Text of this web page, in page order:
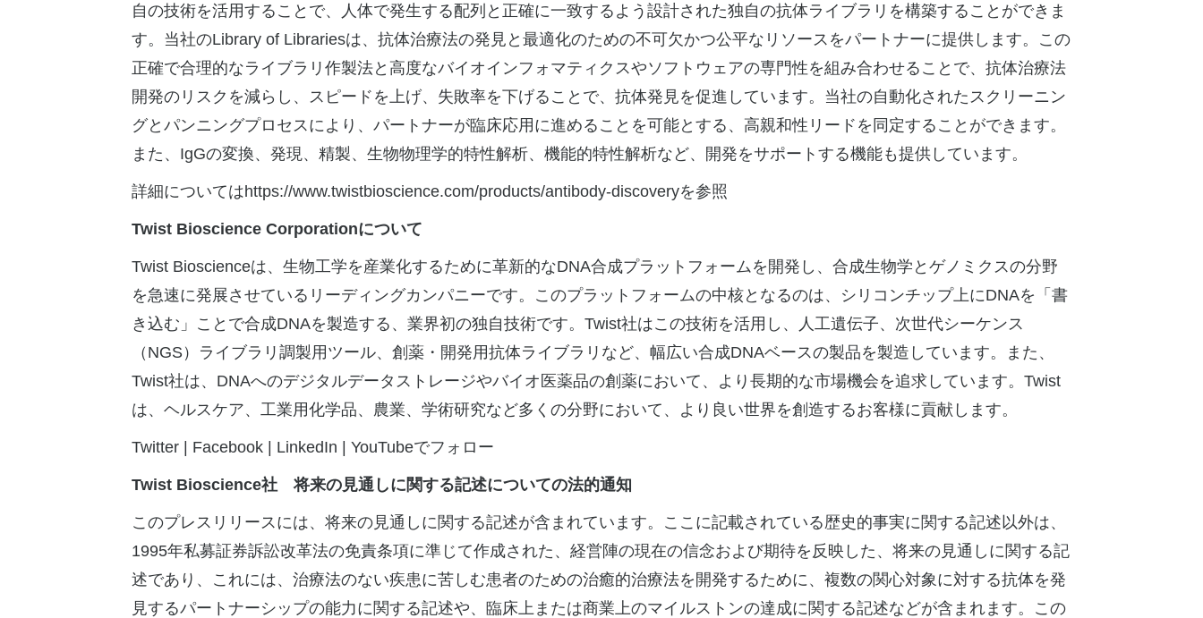
自の技術を活用することで、人体で発生する配列と正確に一致するよう設計された独自の抗体ライブラリを構築することができま
す。当社のLibrary of Librariesは、抗体治療法の発見と最適化のための不可欠かつ公平なリソースをパートナーに提供します。この
正確で合理的なライブラリ作製法と高度なバイオインフォマティクスやソフトウェアの専門性を組み合わせることで、抗体治療法
開発のリスクを減らし、スピードを上げ、失敗率を下げることで、抗体発見を促進しています。当社の自動化されたスクリーニン
グとパンニングプロセスにより、パートナーが臨床応用に進めることを可能とする、高親和性リードを同定することができます。
また、IgGの変換、発現、精製、生物物理学的特性解析、機能的特性解析など、開発をサポートする機能も提供しています。
詳細についてはhttps://www.twistbioscience.com/products/antibody-discoveryを参照
Twist Bioscience Corporationについて
Twist Bioscienceは、生物工学を産業化するために革新的なDNA合成プラットフォームを開発し、合成生物学とゲノミクスの分野
を急速に発展させているリーディングカンパニーです。このプラットフォームの中核となるのは、シリコンチップ上にDNAを「書
き込む」ことで合成DNAを製造する、業界初の独自技術です。Twist社はこの技術を活用し、人工遺伝子、次世代シーケンス
（NGS）ライブラリ調製用ツール、創薬・開発用抗体ライブラリなど、幅広い合成DNAベースの製品を製造しています。また、
Twist社は、DNAへのデジタルデータストレージやバイオ医薬品の創薬において、より長期的な市場機会を追求しています。Twist
は、ヘルスケア、工業用化学品、農業、学術研究など多くの分野において、より良い世界を創造するお客様に貢献します。
Twitter | Facebook | LinkedIn | YouTubeでフォロー
Twist Bioscience社 将来の見通しに関する記述についての法的通知
このプレスリリースには、将来の見通しに関する記述が含まれています。ここに記載されている歴史的事実に関する記述以外は、
1995年私募証券訴訟改革法の免責条項に準じて作成された、経営陣の現在の信念および期待を反映した、将来の見通しに関する記
述であり、これには、治療法のない疾患に苦しむ患者のための治癒的治療法を開発するために、複数の関心対象に対する抗体を発
見するパートナーシップの能力に関する記述や、臨床上または商業上のマイルストンの達成に関する記述などが含まれます。この